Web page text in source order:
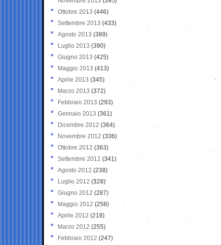
Ottobre 2013 (446)
Settembre 2013 (433)
Agosto 2013 (389)
Luglio 2013 (390)
Giugno 2013 (425)
Maggio 2013 (413)
Aprile 2013 (345)
Marzo 2013 (372)
Febbraio 2013 (293)
Gennaio 2013 (361)
Dicembre 2012 (364)
Novembre 2012 (336)
Ottobre 2012 (363)
Settembre 2012 (341)
Agosto 2012 (238)
Luglio 2012 (328)
Giugno 2012 (287)
Maggio 2012 (258)
Aprile 2012 (218)
Marzo 2012 (255)
Febbraio 2012 (247)